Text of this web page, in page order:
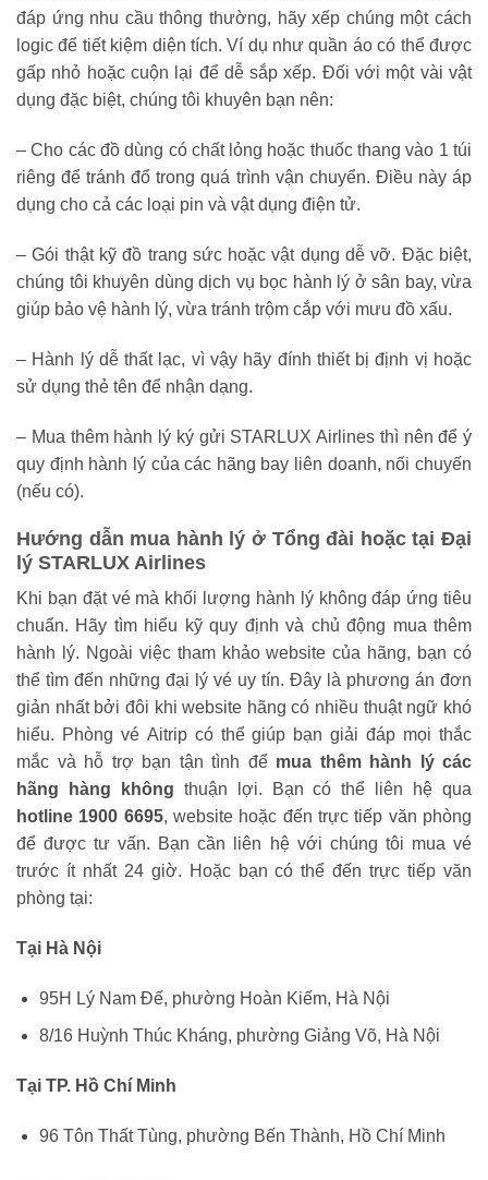
đáp ứng nhu cầu thông thường, hãy xếp chúng một cách
logic để tiết kiệm diện tích. Ví dụ như quần áo có thể được
gấp nhỏ hoặc cuộn lại để dễ sắp xếp. Đối với một vài vật
dụng đặc biệt, chúng tôi khuyên bạn nên:
– Cho các đồ dùng có chất lỏng hoặc thuốc thang vào 1 túi
riêng để tránh đổ trong quá trình vận chuyển. Điều này áp
dụng cho cả các loại pin và vật dụng điện tử.
– Gói thật kỹ đồ trang sức hoặc vật dụng dễ vỡ. Đặc biệt,
chúng tôi khuyên dùng dịch vụ bọc hành lý ở sân bay, vừa
giúp bảo vệ hành lý, vừa tránh trộm cắp với mưu đồ xấu.
– Hành lý dễ thất lạc, vì vậy hãy đính thiết bị định vị hoặc
sử dụng thẻ tên để nhận dạng.
– Mua thêm hành lý ký gửi STARLUX Airlines thì nên để ý
quy định hành lý của các hãng bay liên doanh, nối chuyến
(nếu có).
Hướng dẫn mua hành lý ở Tổng đài hoặc tại Đại
lý STARLUX Airlines
Khi bạn đặt vé mà khối lượng hành lý không đáp ứng tiêu
chuẩn. Hãy tìm hiểu kỹ quy định và chủ động mua thêm
hành lý. Ngoài việc tham khảo website của hãng, bạn có
thể tìm đến những đại lý vé uy tín. Đây là phương án đơn
giản nhất bởi đôi khi website hãng có nhiều thuật ngữ khó
hiểu. Phòng vé Aitrip có thể giúp bạn giải đáp mọi thắc
mắc và hỗ trợ bạn tận tình để mua thêm hành lý các
hãng hàng không thuận lợi. Bạn có thể liên hệ qua
hotline 1900 6695, website hoặc đến trực tiếp văn phòng
để được tư vấn. Bạn cần liên hệ với chúng tôi mua vé
trước ít nhất 24 giờ. Hoặc bạn có thể đến trực tiếp văn
phòng tại:
Tại Hà Nội
95H Lý Nam Đế, phường Hoàn Kiếm, Hà Nội
8/16 Huỳnh Thúc Kháng, phường Giảng Võ, Hà Nội
Tại TP. Hồ Chí Minh
96 Tôn Thất Tùng, phường Bến Thành, Hồ Chí Minh